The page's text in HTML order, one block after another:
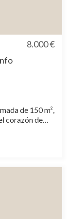
8.000 €
de 150 m²,
corazón de
con